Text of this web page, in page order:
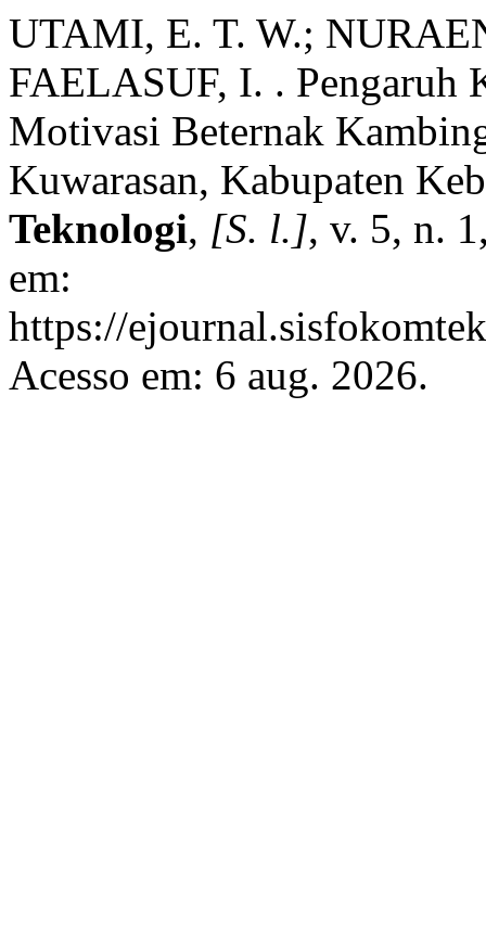
UTAMI, E. T. W.;
FAELASUF, I. . Pengaruh
Motivasi Beternak
Kuwarasan, Kabupaten
Teknologi, [S. l.], v. 5, n.
em:
https://
Acesso em: 6 aug. 2026.